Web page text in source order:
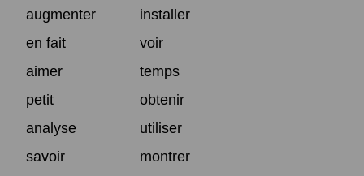
augmenter
installer
en fait
voir
aimer
temps
petit
obtenir
analyse
utiliser
savoir
montrer